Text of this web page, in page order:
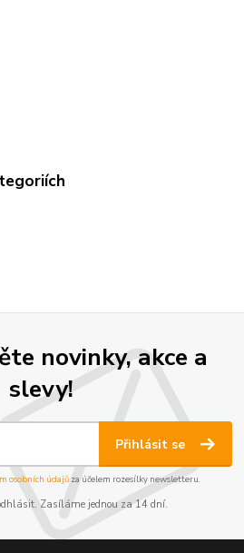
novinky, akce a
slevy!
Přihlásit se
osobních údajůza účelem rozesílky newsletteru.
Zasíláme jednou za 14 dní.